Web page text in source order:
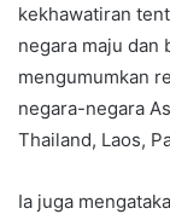
kekhawatiran
negara maju dan
mengumumkan
negara-negara
Thailand, Laos,
Ia juga